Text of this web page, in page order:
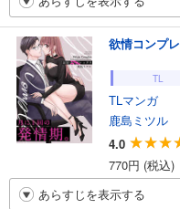
欲情コンプ
TL
TLマンガ
鹿島ミツル
4.0
770円 (税込)
あらすじを表示する